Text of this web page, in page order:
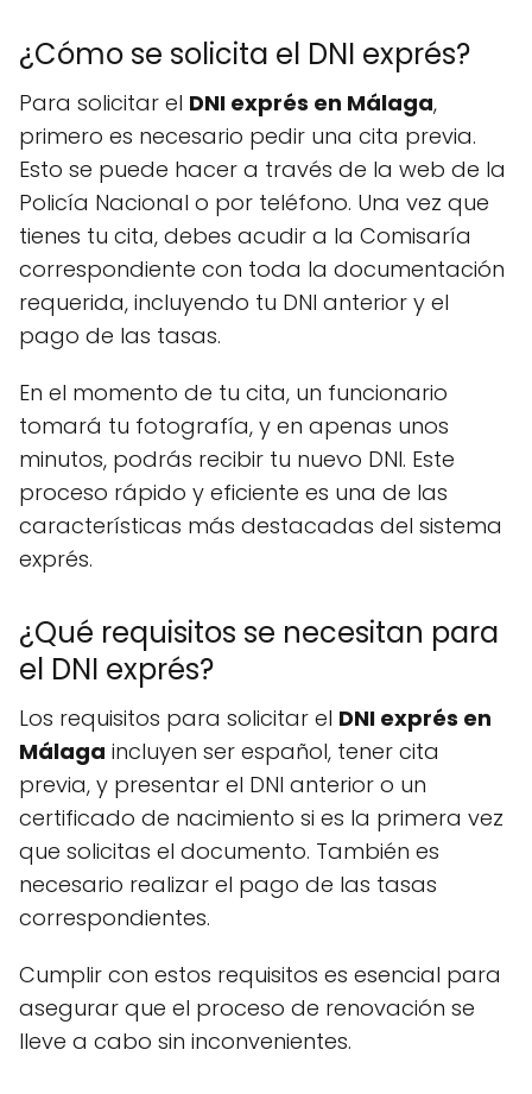
¿Cómo se solicita el DNI exprés?
Para solicitar el DNI exprés en Málaga,
primero es necesario pedir una cita previa.
Esto se puede hacer a través de la web de la
Policía Nacional o por teléfono. Una vez que
tienes tu cita, debes acudir a la Comisaría
correspondiente con toda la documentación
requerida, incluyendo tu DNI anterior y el
pago de las tasas.
En el momento de tu cita, un funcionario
tomará tu fotografía, y en apenas unos
minutos, podrás recibir tu nuevo DNI. Este
proceso rápido y eficiente es una de las
características más destacadas del sistema
exprés.
¿Qué requisitos se necesitan para
el DNI exprés?
Los requisitos para solicitar el DNI exprés en
Málaga incluyen ser español, tener cita
previa, y presentar el DNI anterior o un
certificado de nacimiento si es la primera vez
que solicitas el documento. También es
necesario realizar el pago de las tasas
correspondientes.
Cumplir con estos requisitos es esencial para
asegurar que el proceso de renovación se
lleve a cabo sin inconvenientes.